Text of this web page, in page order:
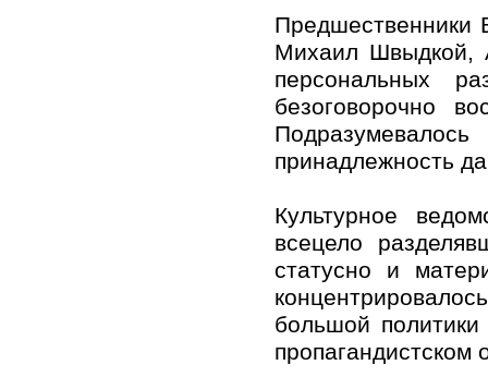
Предшественники
Михаил Швыдкой,
персональных
безоговорочно
принадлежность
Культурное
всецело
статусно и
большой
пропагандистском